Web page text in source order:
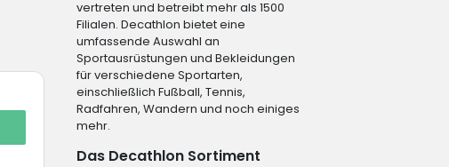
vertreten und betreibt mehr als 1500
Filialen. Decathlon bietet eine
umfassende Auswahl an
Sportausrüstungen und Bekleidungen
für verschiedene Sportarten,
einschließlich Fußball, Tennis,
Radfahren, Wandern und noch einiges
mehr.
Das Decathlon Sortiment